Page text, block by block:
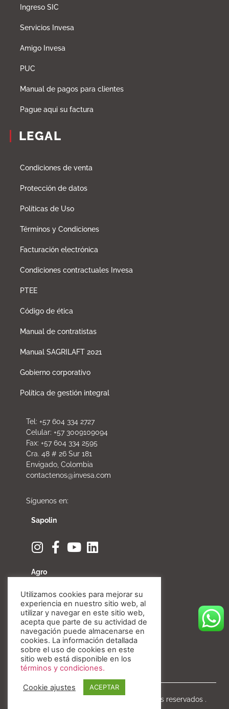
Ingreso SIC
Servicios Invesa
Amigo Invesa
PUC
Manual de pagos para clientes
Pague aqui su factura
LEGAL
Condiciones de venta
Protección de datos
Políticas de Uso
Términos y Condiciones
Facturación electrónica
Condiciones contractuales Invesa
PTEE
Código de ética
Manual de contratistas
Manual SAGRILAFT 2021
Gobierno corporativo
Política de gestión integral
Tel: +57 604 334 2727
Celular: +57 3009109094
Fax: +57 604 334 2595
Cra. 48 # 26 Sur 181
Envigado, Colombia
contactenos@invesa.com
Síguenos en:
Sapolin
Agro
Fibratore
Copyright © Invesa 2020. Todos los derechos reservados .
Utilizamos cookies para mejorar su
experiencia en nuestro sitio web, al
utilizar y navegar en este sitio web,
acepta que parte de su actividad de
navegación puede almacenarse en
cookies. La información detallada
sobre el uso de cookies en este
sitio web está disponible en los
términos y condiciones.
Cookie ajustes ACEPTAR